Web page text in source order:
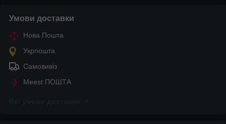
Умови доставки
Нова Пошта
Укрпошта
Самовивіз
Meest ПОШТА